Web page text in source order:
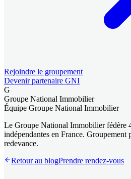
Rejoindre le groupement
Devenir partenaire GNI
G
Groupe National Immobilier
Équipe Groupe National Immobilier
Le Groupe National Immobilier fédère
indépendantes en France. Groupement
redevance.
Retour au blogPrendre rendez-vous